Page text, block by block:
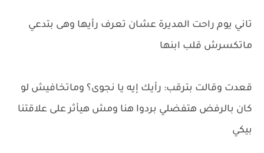
تاني يوم راحت المديرة عشان تعرف رأيها وهى بتدعي
ماتكسرش قلب ابنها
قعدت وقالت بترقب: رأيك إيه يا نجوى؟ وماتخافيش لو
كان بالرفض هتفضلي بردوا هنا ومش هيأثر على علاقتنا
بيكي